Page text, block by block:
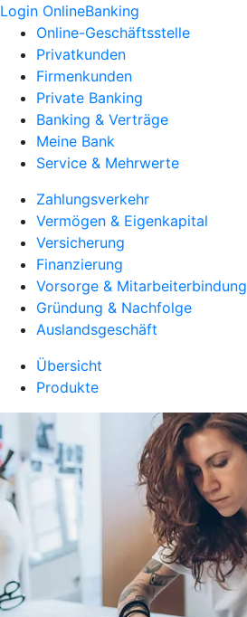
Login OnlineBanking
Online-Geschäftsstelle
Privatkunden
Firmenkunden
Private Banking
Banking & Verträge
Meine Bank
Service & Mehrwerte
Zahlungsverkehr
Vermögen & Eigenkapital
Versicherung
Finanzierung
Vorsorge & Mitarbeiterbindung
Gründung & Nachfolge
Auslandsgeschäft
Übersicht
Produkte